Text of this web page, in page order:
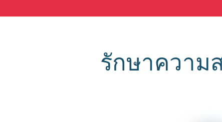
รักษาความ